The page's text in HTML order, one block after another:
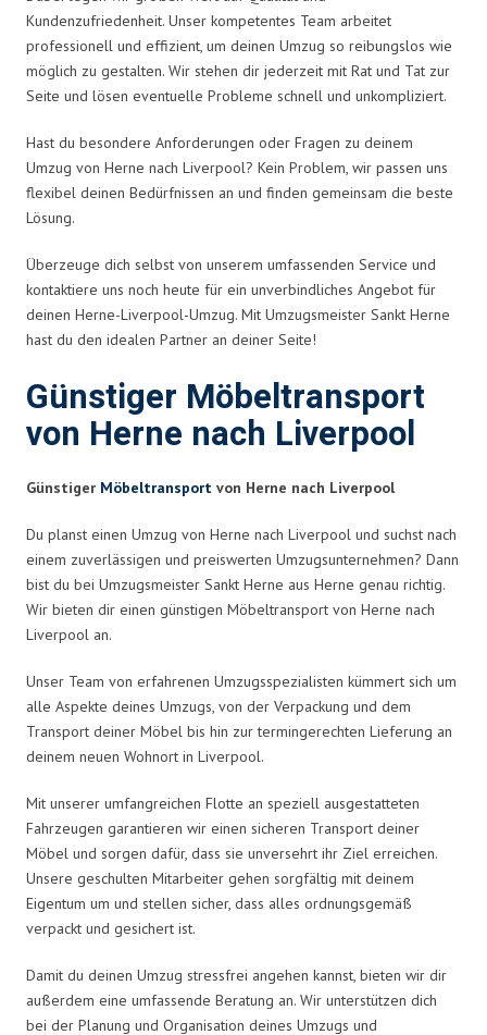
Kundenzufriedenheit. Unser kompetentes Team arbeitet
professionell und effizient, um deinen Umzug so reibungslos wie
möglich zu gestalten. Wir stehen dir jederzeit mit Rat und Tat zur
Seite und lösen eventuelle Probleme schnell und unkompliziert.
Hast du besondere Anforderungen oder Fragen zu deinem
Umzug von Herne nach Liverpool? Kein Problem, wir passen uns
flexibel deinen Bedürfnissen an und finden gemeinsam die beste
Lösung.
Überzeuge dich selbst von unserem umfassenden Service und
kontaktiere uns noch heute für ein unverbindliches Angebot für
deinen Herne-Liverpool-Umzug. Mit Umzugsmeister Sankt Herne
hast du den idealen Partner an deiner Seite!
Günstiger Möbeltransport
von Herne nach Liverpool
Günstiger Möbeltransport von Herne nach Liverpool
Du planst einen Umzug von Herne nach Liverpool und suchst nach
einem zuverlässigen und preiswerten Umzugsunternehmen? Dann
bist du bei Umzugsmeister Sankt Herne aus Herne genau richtig.
Wir bieten dir einen günstigen Möbeltransport von Herne nach
Liverpool an.
Unser Team von erfahrenen Umzugsspezialisten kümmert sich um
alle Aspekte deines Umzugs, von der Verpackung und dem
Transport deiner Möbel bis hin zur termingerechten Lieferung an
deinem neuen Wohnort in Liverpool.
Mit unserer umfangreichen Flotte an speziell ausgestatteten
Fahrzeugen garantieren wir einen sicheren Transport deiner
Möbel und sorgen dafür, dass sie unversehrt ihr Ziel erreichen.
Unsere geschulten Mitarbeiter gehen sorgfältig mit deinem
Eigentum um und stellen sicher, dass alles ordnungsgemäß
verpackt und gesichert ist.
Damit du deinen Umzug stressfrei angehen kannst, bieten wir dir
außerdem eine umfassende Beratung an. Wir unterstützen dich
bei der Planung und Organisation deines Umzugs und